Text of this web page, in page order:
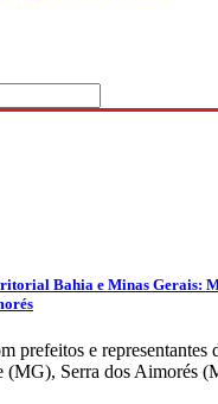
Bahia e Minas Gerais:
prefeitos e representantes
(MG), Serra dos Aimorés